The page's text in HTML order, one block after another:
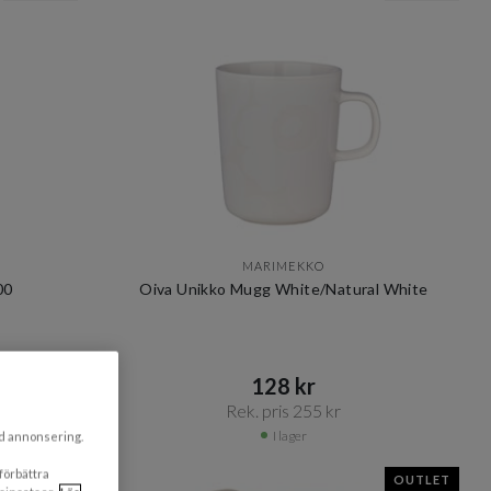
MARIMEKKO
Oiva Unikko Mugg White/Natural White
128 kr​​
Rek. pris 255 kr​​
I lager
OUTLET OUTLET
annonsering.